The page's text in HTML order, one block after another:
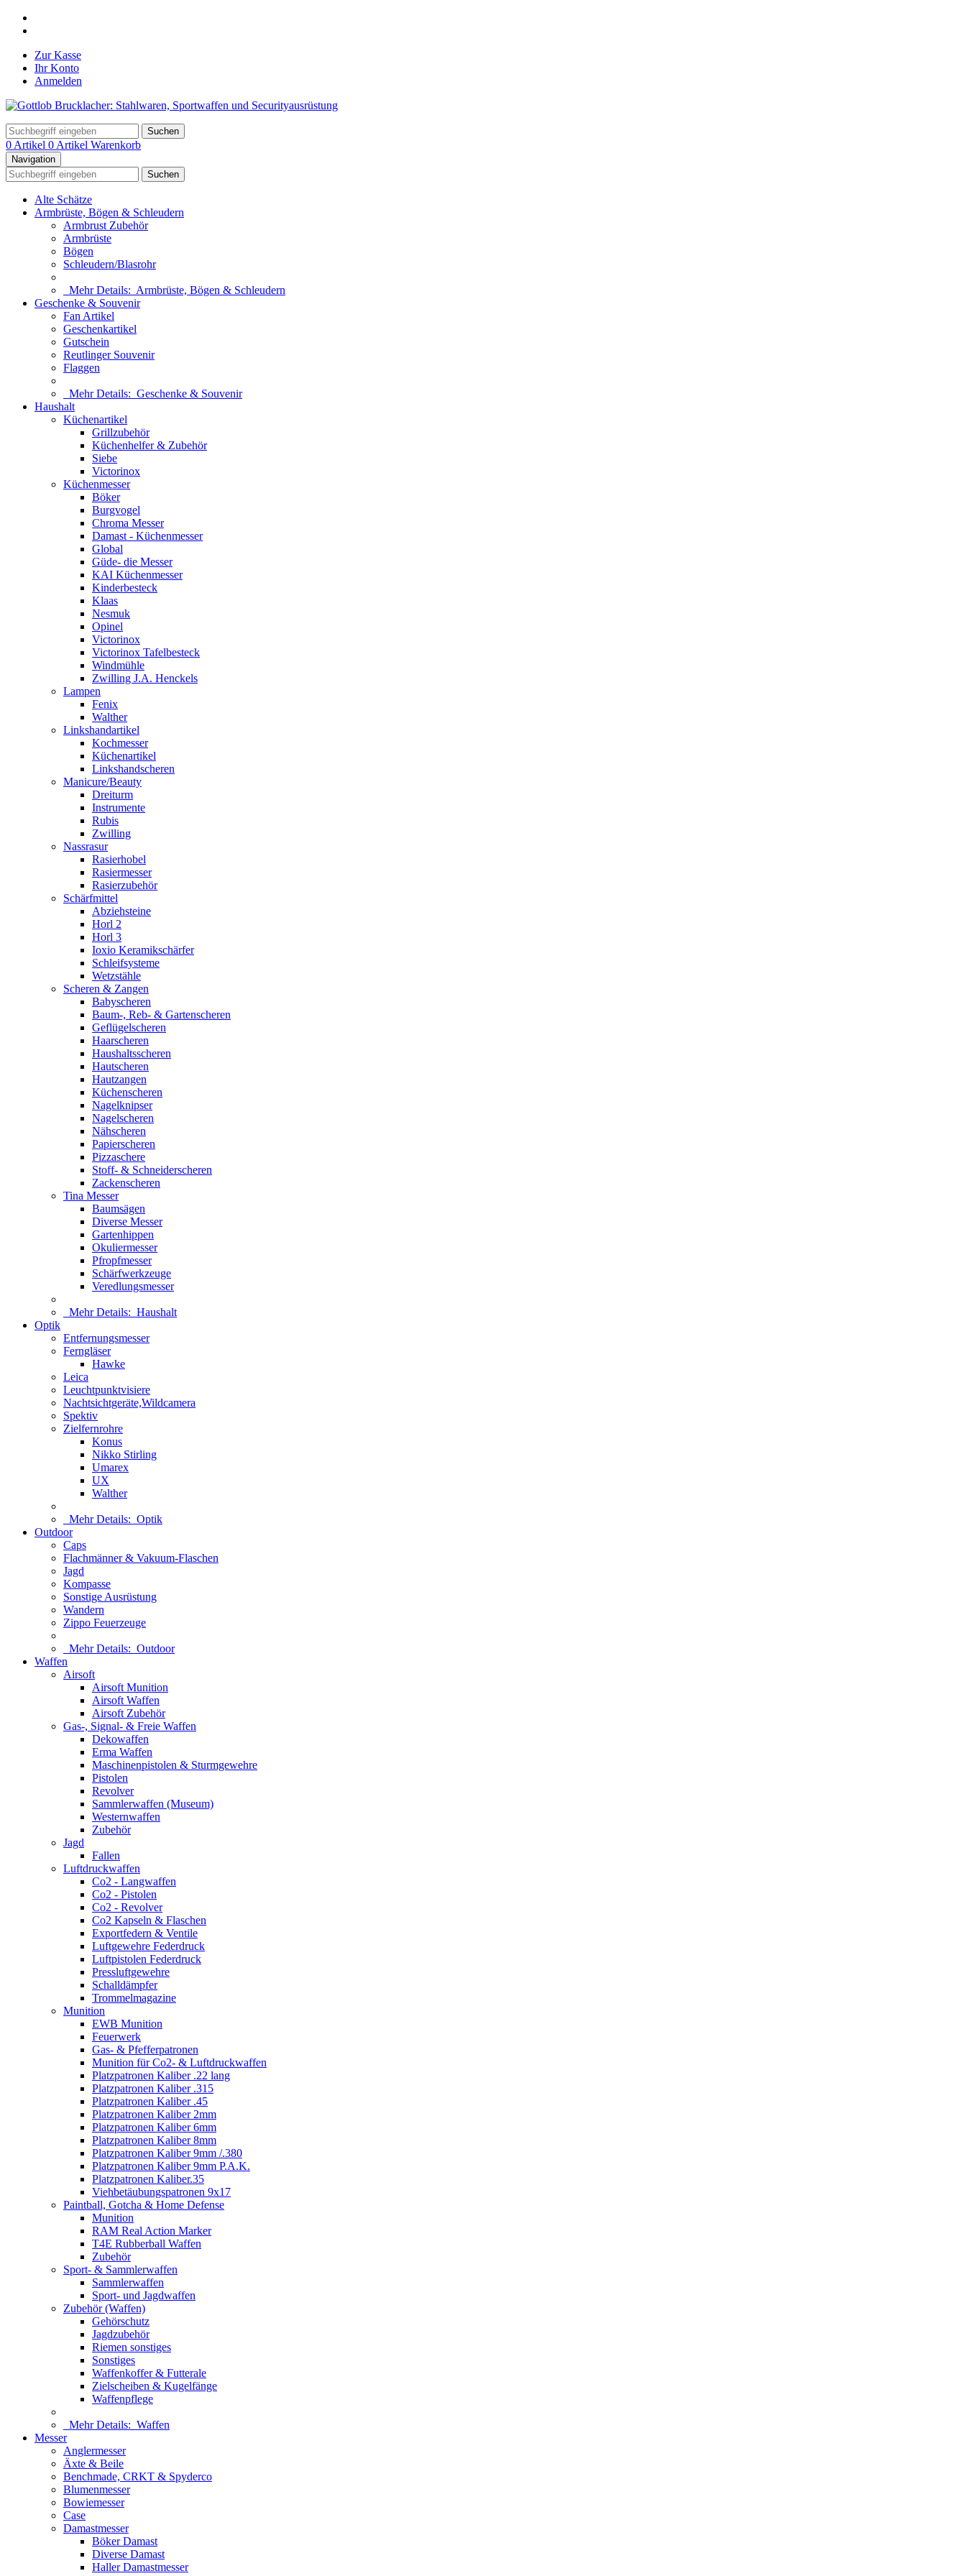
Zur Kasse
Ihr Konto
Anmelden
Suchen
0 Artikel 0 Artikel Warenkorb
Navigation
Suchen
Alte Schätze
Armbrüste, Bögen & Schleudern
Armbrust Zubehör
Armbrüste
Bögen
Schleudern/Blasrohr
Mehr Details: Armbrüste, Bögen & Schleudern
Geschenke & Souvenir
Fan Artikel
Geschenkartikel
Gutschein
Reutlinger Souvenir
Flaggen
Mehr Details: Geschenke & Souvenir
Haushalt
Küchenartikel
Grillzubehör
Küchenhelfer & Zubehör
Siebe
Victorinox
Küchenmesser
Böker
Burgvogel
Chroma Messer
Damast - Küchenmesser
Global
Güde- die Messer
KAI Küchenmesser
Kinderbesteck
Klaas
Nesmuk
Opinel
Victorinox
Victorinox Tafelbesteck
Windmühle
Zwilling J.A. Henckels
Lampen
Fenix
Walther
Linkshandartikel
Kochmesser
Küchenartikel
Linkshandscheren
Manicure/Beauty
Dreiturm
Instrumente
Rubis
Zwilling
Nassrasur
Rasierhobel
Rasiermesser
Rasierzubehör
Schärfmittel
Abziehsteine
Horl 2
Horl 3
Ioxio Keramikschärfer
Schleifsysteme
Wetzstähle
Scheren & Zangen
Babyscheren
Baum-, Reb- & Gartenscheren
Geflügelscheren
Haarscheren
Haushaltsscheren
Hautscheren
Hautzangen
Küchenscheren
Nagelknipser
Nagelscheren
Nähscheren
Papierscheren
Pizzaschere
Stoff- & Schneiderscheren
Zackenscheren
Tina Messer
Baumsägen
Diverse Messer
Gartenhippen
Okuliermesser
Pfropfmesser
Schärfwerkzeuge
Veredlungsmesser
Mehr Details: Haushalt
Optik
Entfernungsmesser
Ferngläser
Hawke
Leica
Leuchtpunktvisiere
Nachtsichtgeräte,Wildcamera
Spektiv
Zielfernrohre
Konus
Nikko Stirling
Umarex
UX
Walther
Mehr Details: Optik
Outdoor
Caps
Flachmänner & Vakuum-Flaschen
Jagd
Kompasse
Sonstige Ausrüstung
Wandern
Zippo Feuerzeuge
Mehr Details: Outdoor
Waffen
Airsoft
Airsoft Munition
Airsoft Waffen
Airsoft Zubehör
Gas-, Signal- & Freie Waffen
Dekowaffen
Erma Waffen
Maschinenpistolen & Sturmgewehre
Pistolen
Revolver
Sammlerwaffen (Museum)
Westernwaffen
Zubehör
Jagd
Fallen
Luftdruckwaffen
Co2 - Langwaffen
Co2 - Pistolen
Co2 - Revolver
Co2 Kapseln & Flaschen
Exportfedern & Ventile
Luftgewehre Federdruck
Luftpistolen Federdruck
Pressluftgewehre
Schalldämpfer
Trommelmagazine
Munition
EWB Munition
Feuerwerk
Gas- & Pfefferpatronen
Munition für Co2- & Luftdruckwaffen
Platzpatronen Kaliber .22 lang
Platzpatronen Kaliber .315
Platzpatronen Kaliber .45
Platzpatronen Kaliber 2mm
Platzpatronen Kaliber 6mm
Platzpatronen Kaliber 8mm
Platzpatronen Kaliber 9mm /.380
Platzpatronen Kaliber 9mm P.A.K.
Platzpatronen Kaliber.35
Viehbetäubungspatronen 9x17
Paintball, Gotcha & Home Defense
Munition
RAM Real Action Marker
T4E Rubberball Waffen
Zubehör
Sport- & Sammlerwaffen
Sammlerwaffen
Sport- und Jagdwaffen
Zubehör (Waffen)
Gehörschutz
Jagdzubehör
Riemen sonstiges
Sonstiges
Waffenkoffer & Futterale
Zielscheiben & Kugelfänge
Waffenpflege
Mehr Details: Waffen
Messer
Anglermesser
Äxte & Beile
Benchmade, CRKT & Spyderco
Blumenmesser
Bowiemesser
Case
Damastmesser
Böker Damast
Diverse Damast
Haller Damastmesser